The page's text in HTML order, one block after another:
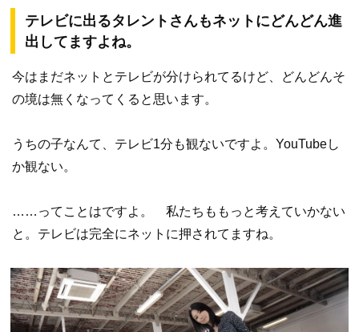
テレビに出るタレントさんもネットにどんどん進
出してますよね。
今はまだネットとテレビが分けられてるけど、どんどんそ
の境は無くなってくると思います。
うちの子なんて、テレビ1分も観ないですよ。YouTubeし
か観ない。
……ってことはですよ。 私たちももっと考えていかない
と。テレビは完全にネットに押されてますね。